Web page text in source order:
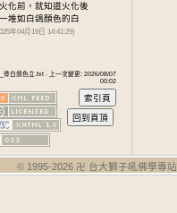
化前，就知道火化後
堆如白鴿顏色的白
年04月19日 14:41:29)
骨白鴿色立.txt · 上一次變更: 2026/08/07
00:02
© 1995-2026 卍 台大獅子吼佛學專站